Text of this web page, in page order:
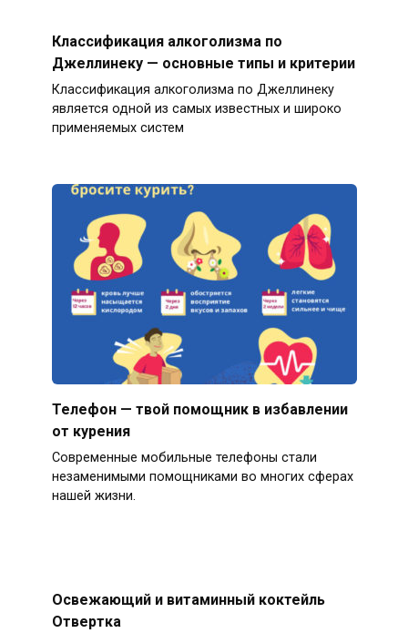
Классификация алкоголизма по
Джеллинеку — основные типы и критерии
Классификация алкоголизма по Джеллинеку
является одной из самых известных и широко
применяемых систем
Телефон — твой помощник в избавлении
от курения
Современные мобильные телефоны стали
незаменимыми помощниками во многих сферах
нашей жизни.
Освежающий и витаминный коктейль
Отвертка